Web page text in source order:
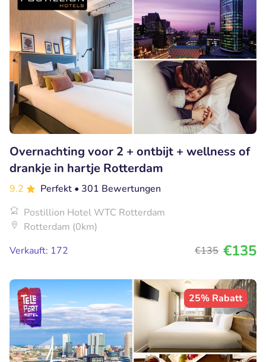
Overnachting voor 2 + ontbijt + wellness of
drankje in hartje Rotterdam
9.2 Perfekt • 301 Bewertungen
Postillion Hotel WTC Rotterdam
Rotterdam (0km)
Verkauft: 172
€135 €135
25% Rabatt